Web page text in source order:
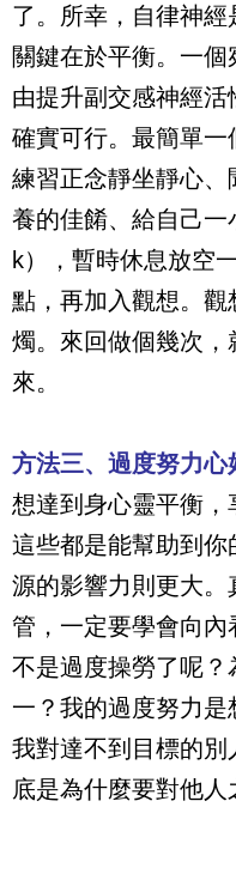
了。所幸，自律神經
關鍵在於平衡。一
由提升副交感神經活
確實可行。最簡單
練習正念靜坐靜心
養的佳餚、給自己一
k），暫時休息放空
點，再加入觀想。
燭。來回做個幾次
來。
方法三、過度努力
想達到身心靈平衡，
這些都是能幫助到
源的影響力則更大。
管，一定要學會向
不是過度操勞了呢
一？我的過度努力
我對達不到目標的別
底是為什麼要對他人